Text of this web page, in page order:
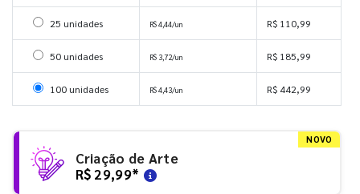
Selecionar 25 unidades
25 unidades R$ 4,44/un R$ 110,99
Selecionar 50 unidades
50 unidades R$ 3,72/un R$ 185,99
Selecionar 100 unidades
100 unidades R$ 4,43/un R$ 442,99
NOVO
Criação de Arte
R$ 29,99*